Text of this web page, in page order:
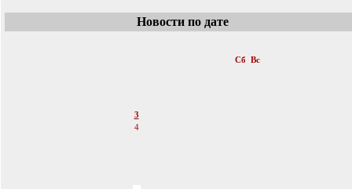
Новости по дате
Сб Вс
3
4